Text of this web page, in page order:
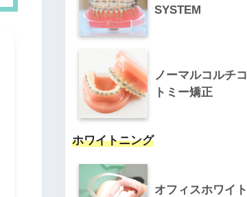
SYSTEM
ノーマルコルチコ
トミー矯正
ホワイトニング
オフィスホワイト